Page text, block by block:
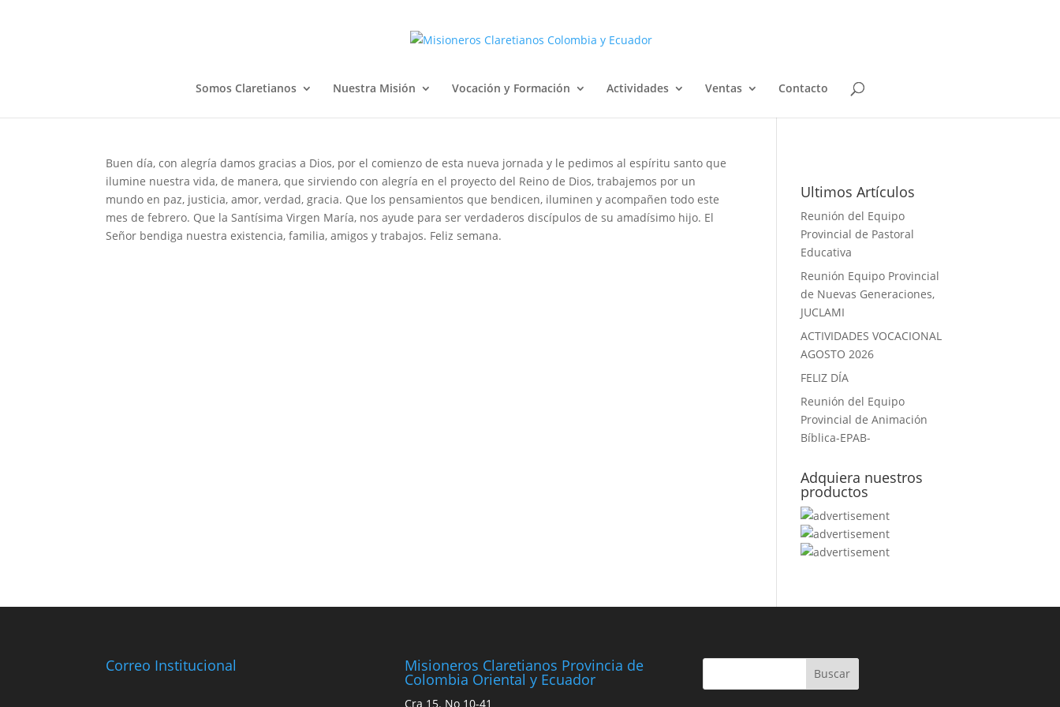
Somos Claretianos Nuestra Misión Vocación y Formación Actividades Ventas Contacto
Buen día, con alegría damos gracias a Dios, por el comienzo de esta nueva jornada y le pedimos al espíritu santo que
ilumine nuestra vida, de manera, que sirviendo con alegría en el proyecto del Reino de Dios, trabajemos por un
mundo en paz, justicia, amor, verdad, gracia. Que los pensamientos que bendicen, iluminen y acompañen todo este
mes de febrero. Que la Santísima Virgen María, nos ayude para ser verdaderos discípulos de su amadísimo hijo. El
Señor bendiga nuestra existencia, familia, amigos y trabajos. Feliz semana.
Ultimos Artículos
Reunión del Equipo
Provincial de Pastoral
Educativa
Reunión Equipo Provincial
de Nuevas Generaciones,
JUCLAMI
ACTIVIDADES VOCACIONAL
AGOSTO 2026
FELIZ DÍA
Reunión del Equipo
Provincial de Animación
Bíblica-EPAB-
Adquiera nuestros
productos
Correo Institucional Misioneros Claretianos Provincia de
Colombia Oriental y Ecuador
Cra 15. No 10-41